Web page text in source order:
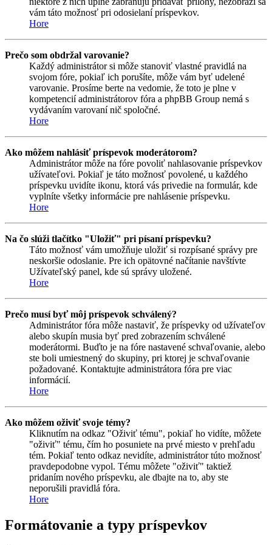
vám táto možnosť pri odosielaní príspevkov.
Hore
Prečo som obdržal varovanie?
Každý administrátor si môže stanoviť vlastné pravidlá na
svojom fóre, pokiaľ ich porušíte, môže vám byť udelené
varovanie. Prosíme berte na vedomie, že toto je plne v
kompetencií administrátorov fóra a phpBB Group nemá s
vydávaním varovaní nič spoločné.
Hore
Ako môžem nahlásiť príspevok moderátorom?
Administrátor môže na fóre povoliť nahlasovanie príspevkov
užívateľovi. Pokiaľ je táto možnosť povolené, u každého
príspevku uvidíte ikonu, ktorá vás privedie na formulár, kde
vyplníte všetky informácie pre nahlásenie príspevku.
Hore
Na čo slúži tlačítko "Uložiť" pri písaní príspevku?
Táto možnosť vám umožňuje uložiť si rozpísané správy pre
neskoršie odoslanie. Pre ich opätovné načítanie navštívte
Užívateľský panel, kde sú správy uložené.
Hore
Prečo musí byť môj príspevok schválený?
Administrátor fóra môže nastaviť, že príspevky od užívateľov
alebo skupín musia byť pred zobrazením schválené
moderátormi. Buďto je na fóre nastavené schvaľovanie, alebo
ste boli umiestnený do skupiny, pri ktorej je schvaľovanie
požadované. Kontaktujte administrátora fóra pre viac
informácií.
Hore
Ako môžem oživiť svoje témy?
Kliknutím na odkaz "Oživiť tému", pokiaľ ho vidíte, môžete
"oživiť" tému, čím ho posuniete na prvé miesto v prehľadu
tém. Pokiaľ tento odkaz nevidíte, administrátor túto možnosť
pravdepodobne vypol. Tému môžete "oživiť" taktiež
pridaním nového príspevku, ale dbajte na to, aby ste
neporušili pravidlá fóra.
Hore
Formátovanie a typy príspevkov